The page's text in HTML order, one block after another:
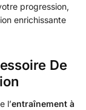
progression,
enrichissante
De
l’entraînement à